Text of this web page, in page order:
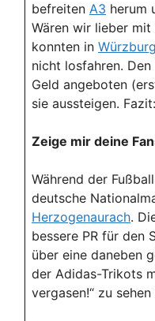
befreiten A3 herum
Wären wir lieber
konnten in
nicht losfahren.
Geld angeboten
sie aussteigen.
Zeige mir deine
Während der
deutsche
Herzogenaurach.
bessere PR für den
über eine daneben
der Adidas-Trikots
vergasen!“ zu sehen